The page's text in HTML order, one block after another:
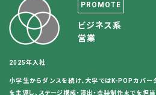
PROMOTE
ビジネス系
営業
2025年入社
小学生からダンスを続け、大学ではK-POPカバ
を主導し、ステージ構成・演出・衣装制作までを担